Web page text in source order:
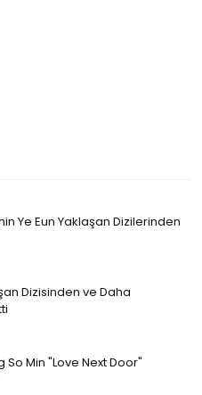
Ye Eun Yaklaşan Dizilerinden
Dizisinden ve Daha
So Min "Love Next Door"